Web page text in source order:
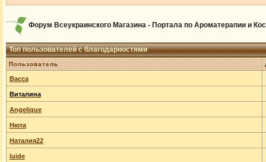
Форум Всеукраинского Магазина - Портала по Ароматерапии и
Топ пользователей с благодарностями
Пользователь
Васса
Виталина
Angelique
Нюта
Наталия22
luide